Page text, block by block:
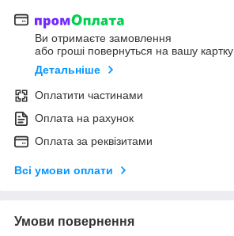
Ви отримаєте замовлення
або гроші повернуться на вашу картку
Детальніше
Оплатити частинами
Оплата на рахунок
Оплата за реквізитами
Всі умови оплати
Умови повернення